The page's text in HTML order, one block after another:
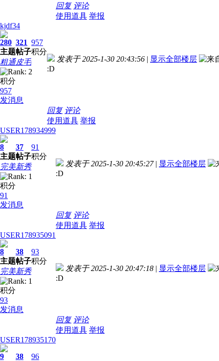
回复 评论
使用道具 举报
kjdf34
280
主题
321
帖子
957
积分
粗通皮毛
积分
957
发消息
发表于 2025-1-30 20:43:56 | 显示全部楼层
:D
回复 评论
使用道具 举报
USER178934999
8
主题
37
帖子
91
积分
完美新秀
积分
91
发消息
发表于 2025-1-30 20:45:27 | 显示全部楼层
:D
回复 评论
使用道具 举报
USER178935091
8
主题
38
帖子
93
积分
完美新秀
积分
93
发消息
发表于 2025-1-30 20:47:18 | 显示全部楼层
:D
回复 评论
使用道具 举报
USER178935170
9
38
96